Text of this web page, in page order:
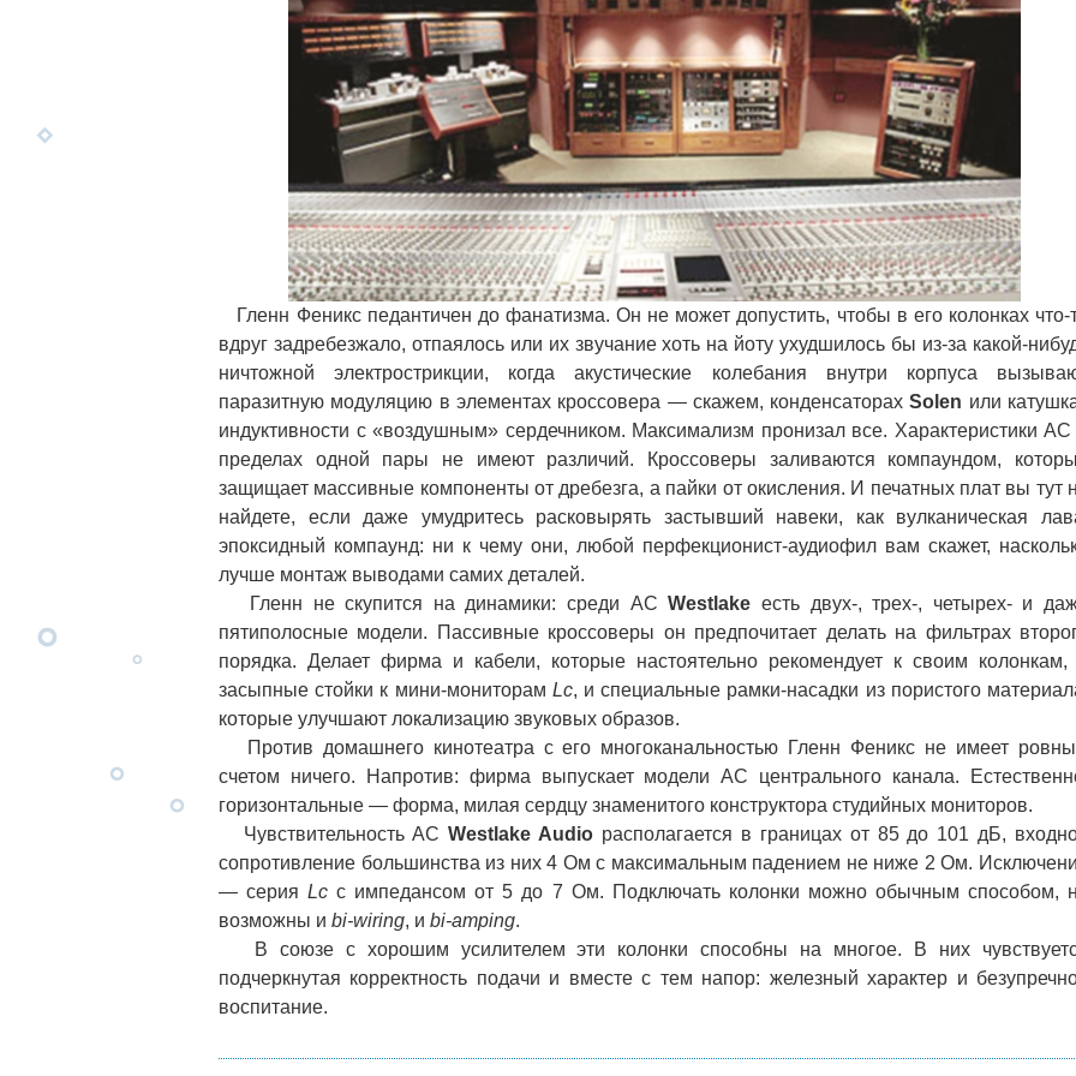
Гленн Феникс педантичен до фанатизма. Он не может допустить, чтобы в его колонках что-
вдруг задребезжало, отпаялось или их звучание хоть на йоту ухудшилось бы из-за какой-
ничтожной электрострикции, когда акустические колебания внутри корпуса
паразитную модуляцию в элементах кроссовера — скажем, конденсаторахSolen или
индуктивности с «воздушным» сердечником. Максимализм пронизал все. Характеристики АС
пределах одной пары не имеют различий. Кроссоверы заливаются компаундом,
защищает массивные компоненты от дребезга, а пайки от окисления. И печатных плат вы тут
найдете, если даже умудритесь расковырять застывший навеки, как вулканическая
эпоксидный компаунд: ни к чему они, любой перфекционист-аудиофил вам скажет,
лучше монтаж выводами самих деталей.
Гленн не скупится на динамики: среди АСWestlake есть двух-, трех-, четырех- и
пятиполосные модели. Пассивные кроссоверы он предпочитает делать на фильтрах
порядка. Делает фирма и кабели, которые настоятельно рекомендует к своим колонкам,
засыпные стойки к мини-мониторам Lc, и специальные рамки-насадки из пористого
которые улучшают локализацию звуковых образов.
Против домашнего кинотеатра с его многоканальностью Гленн Феникс не имеет
счетом ничего. Напротив: фирма выпускает модели АС центрального канала.
горизонтальные — форма, милая сердцу знаменитого конструктора студийных мониторов.
Чувствительность АСWestlake Audio располагается в границах от 85 до 101 дБ,
сопротивление большинства из них 4 Ом с максимальным падением не ниже 2 Ом.
— серияLc с импедансом от 5 до 7 Ом. Подключать колонки можно обычным способом,
возможны и bi-wiring, и bi-amping.
В союзе с хорошим усилителем эти колонки способны на многое. В них
подчеркнутая корректность подачи и вместе с тем напор: железный характер и
воспитание.